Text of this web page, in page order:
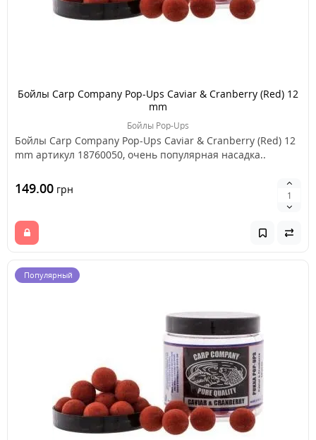
Бойлы Carp Company Pop-Ups Caviar & Cranberry (Red) 12
mm
Бойлы Pop-Ups
Бойлы Carp Company Pop-Ups Caviar & Cranberry (Red) 12
mm артикул 18760050, очень популярная насадка..
149.00 грн
Популярный